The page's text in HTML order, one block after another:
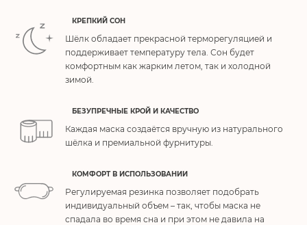
КРЕПКИЙ СОН
Шёлк обладает прекрасной терморегуляцией и
поддерживает температуру тела. Сон будет
комфортным как жарким летом, так и холодной
зимой.
БЕЗУПРЕЧНЫЕ КРОЙ И КАЧЕСТВО
Каждая маска создаётся вручную из натурального
шёлка и премиальной фурнитуры.
КОМФОРТ В ИСПОЛЬЗОВАНИИ
Регулируемая резинка позволяет подобрать
индивидуальный объем – так, чтобы маска не
спадала во время сна и при этом не давила на